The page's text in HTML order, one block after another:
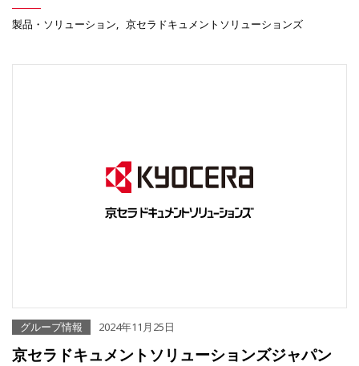
製品・ソリューション 京セラドキュメントソリューションズ
グループ情報 2024年11月25日
京セラドキュメントソリューションズジャパン